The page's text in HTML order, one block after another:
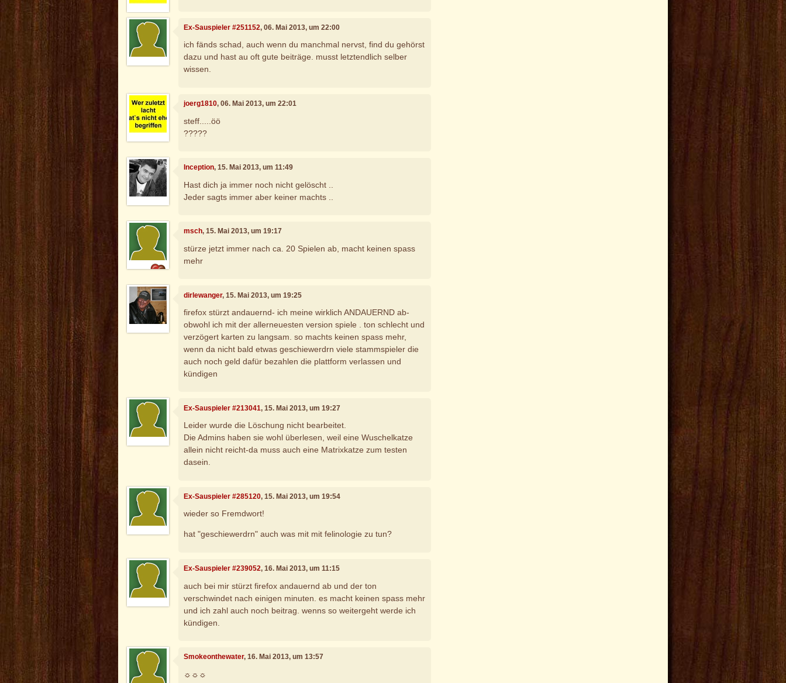
Ex-Sauspieler #251152, 06. Mai 2013, um 22:00
ich fänds schad, auch wenn du manchmal nervst, find du gehörst
dazu und hast au oft gute beiträge. musst letztendlich selber
wissen.
joerg1810, 06. Mai 2013, um 22:01
steff.....öö
?????
Inception, 15. Mai 2013, um 11:49
Hast dich ja immer noch nicht gelöscht ..
Jeder sagts immer aber keiner machts ..
msch, 15. Mai 2013, um 19:17
stürze jetzt immer nach ca. 20 Spielen ab, macht keinen spass
mehr
dirlewanger, 15. Mai 2013, um 19:25
firefox stürzt andauernd- ich meine wirklich ANDAUERND ab-
obwohl ich mit der allerneuesten version spiele . ton schlecht und
verzögert karten zu langsam. so machts keinen spass mehr,
wenn da nicht bald etwas geschiewerdrn viele stammspieler die
auch noch geld dafür bezahlen die plattform verlassen und
kündigen
Ex-Sauspieler #213041, 15. Mai 2013, um 19:27
Leider wurde die Löschung nicht bearbeitet.
Die Admins haben sie wohl überlesen, weil eine Wuschelkatze
allein nicht reicht-da muss auch eine Matrixkatze zum testen
dasein.
Ex-Sauspieler #285120, 15. Mai 2013, um 19:54
wieder so Fremdwort!
hat "geschiewerdrn" auch was mit mit felinologie zu tun?
Ex-Sauspieler #239052, 16. Mai 2013, um 11:15
auch bei mir stürzt firefox andauernd ab und der ton
verschwindet nach einigen minuten. es macht keinen spass mehr
und ich zahl auch noch beitrag. wenns so weitergeht werde ich
kündigen.
Smokeonthewater, 16. Mai 2013, um 13:57
☼☼☼